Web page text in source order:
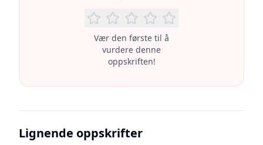
Vær den første til å
vurdere denne
oppskriften!
Lignende oppskrifter